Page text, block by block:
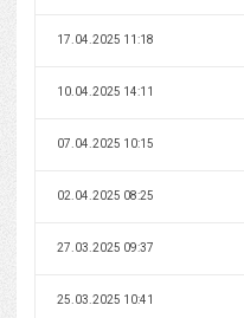
17.04.2025 11:18
10.04.2025 14:11
07.04.2025 10:15
02.04.2025 08:25
27.03.2025 09:37
25.03.2025 10:41